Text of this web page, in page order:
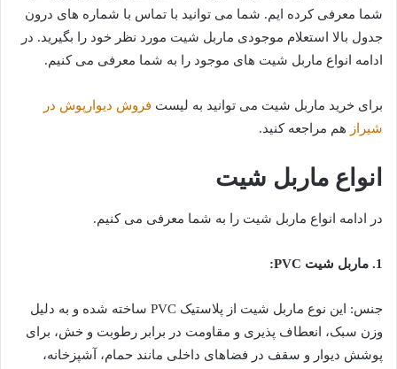
شما معرفی کرده ایم. شما می توانید با تماس با شماره های درون
جدول بالا استعلام موجودی ماربل شیت مورد نظر خود را بگیرید. در
ادامه انواع ماربل شیت های موجود را به شما معرفی می کنیم.
برای خرید ماربل شیت می توانید به لیست فروش دیوارپوش در
شیراز هم مراجعه کنید.
انواع ماربل شیت
در ادامه انواع ماربل شیت را به شما معرفی می کنیم.
1. ماربل شیت PVC:
جنس: این نوع ماربل شیت از پلاستیک PVC ساخته شده و به دلیل
وزن سبک، انعطاف پذیری و مقاومت در برابر رطوبت و خش، برای
پوشش دیوار و سقف در فضاهای داخلی مانند حمام، آشپزخانه،